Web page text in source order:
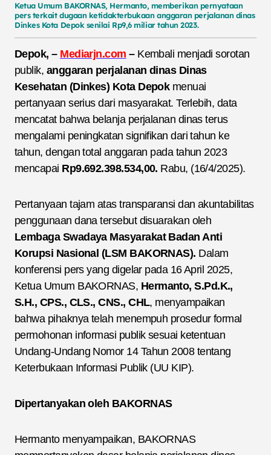
Ketua Umum BAKORNAS, Hermanto, memberikan pernyataan
pers terkait dugaan ketidakterbukaan anggaran perjalanan dinas
Dinkes Kota Depok senilai Rp9,6 miliar tahun 2023.
Depok, – Mediarjn.com –Kembali menjadi sorotan
publik, anggaran perjalanan dinas Dinas
Kesehatan (Dinkes) Kota Depokmenuai
pertanyaan serius dari masyarakat. Terlebih, data
mencatat bahwa belanja perjalanan dinas terus
mengalami peningkatan signifikan dari tahun ke
tahun, dengan total anggaran pada tahun 2023
mencapai Rp9.692.398.534,00. Rabu, (16/4/2025).
Pertanyaan tajam atas transparansi dan akuntabilitas
penggunaan dana tersebut disuarakan oleh
Lembaga Swadaya Masyarakat Badan Anti
Korupsi Nasional (LSM BAKORNAS). Dalam
konferensi pers yang digelar pada 16 April 2025,
Ketua Umum BAKORNAS, Hermanto, S.Pd.K.,
S.H., CPS., CLS., CNS., CHL, menyampaikan
bahwa pihaknya telah menempuh prosedur formal
permohonan informasi publik sesuai ketentuan
Undang-Undang Nomor 14 Tahun 2008 tentang
Keterbukaan Informasi Publik (UU KIP).
Dipertanyakan oleh BAKORNAS
Hermanto menyampaikan, BAKORNAS